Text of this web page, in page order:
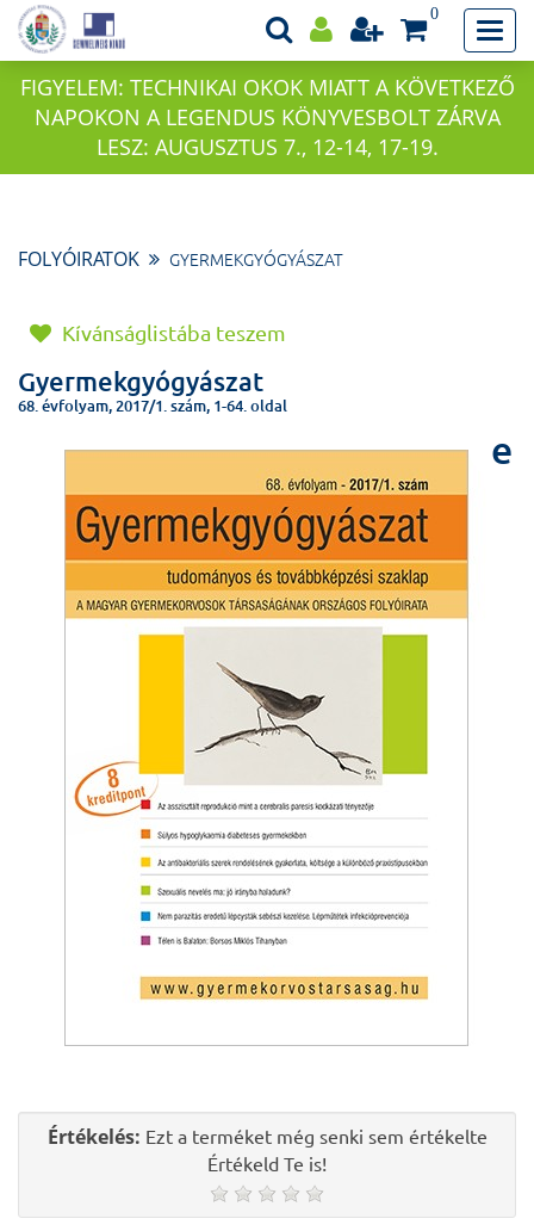
0
FIGYELEM: TECHNIKAI OKOK MIATT A KÖVETKEZŐ
NAPOKON A LEGENDUS KÖNYVESBOLT ZÁRVA
LESZ: AUGUSZTUS 7., 12-14, 17-19.
FOLYÓIRATOK GYERMEKGYÓGYÁSZAT
Kívánságlistába teszem
Gyermekgyógyászat
68. évfolyam, 2017/1. szám, 1-64. oldal
e
Értékelés: Ezt a terméket még senki sem értékelte
Értékeld Te is!